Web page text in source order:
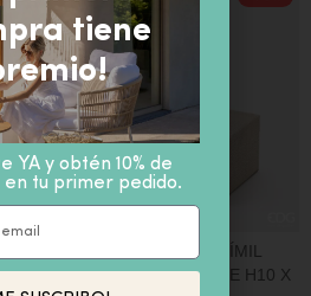
CAJA RECTANGULAR SÍMIL
PIEL COCODRILO BEIGE H10 X
tiene
YA y obtén 10% de
en tu primer pedido.